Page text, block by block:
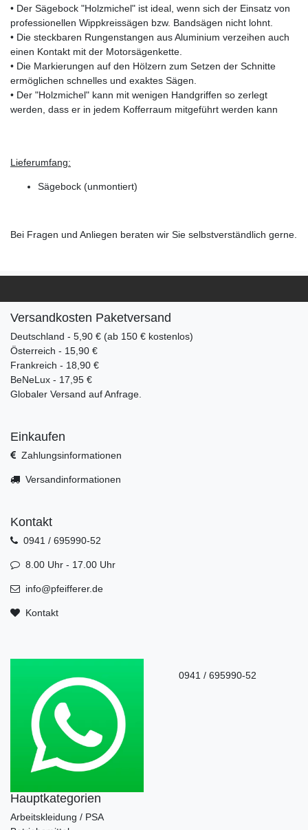
• Der Sägebock "Holzmichel" ist ideal, wenn sich der Einsatz von
professionellen Wippkreissägen bzw. Bandsägen nicht lohnt.
• Die steckbaren Rungenstangen aus Aluminium verzeihen auch
einen Kontakt mit der Motorsägenkette.
• Die Markierungen auf den Hölzern zum Setzen der Schnitte
ermöglichen schnelles und exaktes Sägen.
• Der "Holzmichel" kann mit wenigen Handgriffen so zerlegt
werden, dass er in jedem Kofferraum mitgeführt werden kann
Lieferumfang:
Sägebock (unmontiert)
Bei Fragen und Anliegen beraten wir Sie selbstverständlich gerne.
Versandkosten Paketversand
Deutschland - 5,90 € (ab 150 € kostenlos)
Österreich - 15,90 €
Frankreich - 18,90 €
BeNeLux - 17,95 €
Globaler Versand auf Anfrage.
Einkaufen
Zahlungsinformationen
Versandinformationen
Kontakt
0941 / 695990-52
8.00 Uhr - 17.00 Uhr
info@pfeifferer.de
Kontakt
0941 / 695990-52
Hauptkategorien
Arbeitskleidung / PSA